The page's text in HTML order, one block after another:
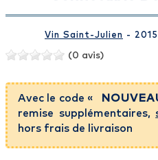
Vin Saint-Julien -
(0 avis)
Avec le code «
remise supplémentaires,
hors frais de livraison